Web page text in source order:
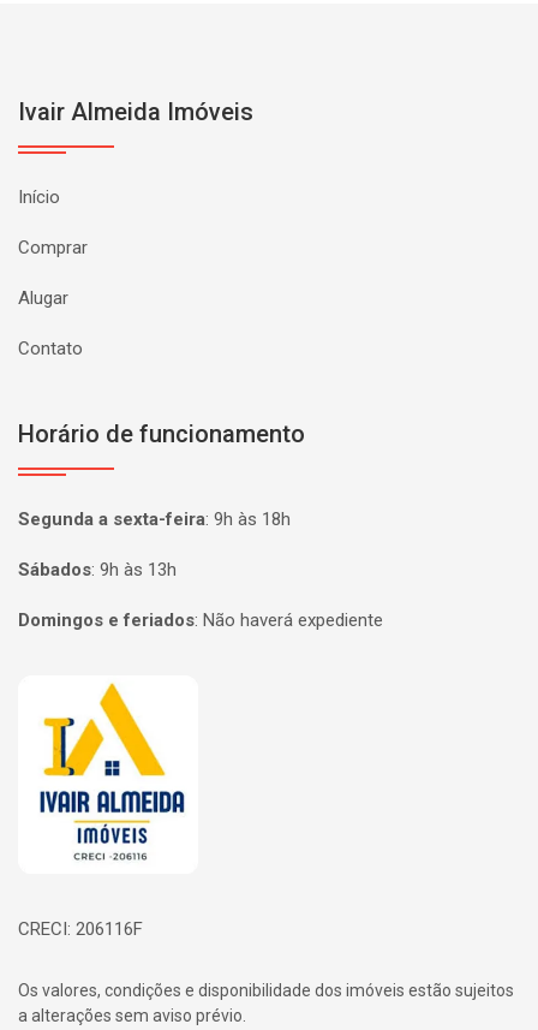
Ivair Almeida Imóveis
Início
Comprar
Alugar
Contato
Horário de funcionamento
Segunda a sexta-feira: 9h às 18h
Sábados: 9h às 13h
Domingos e feriados: Não haverá expediente
Página inicial
CRECI: 206116F
Os valores, condições e disponibilidade dos imóveis estão sujeitos
a alterações sem aviso prévio.